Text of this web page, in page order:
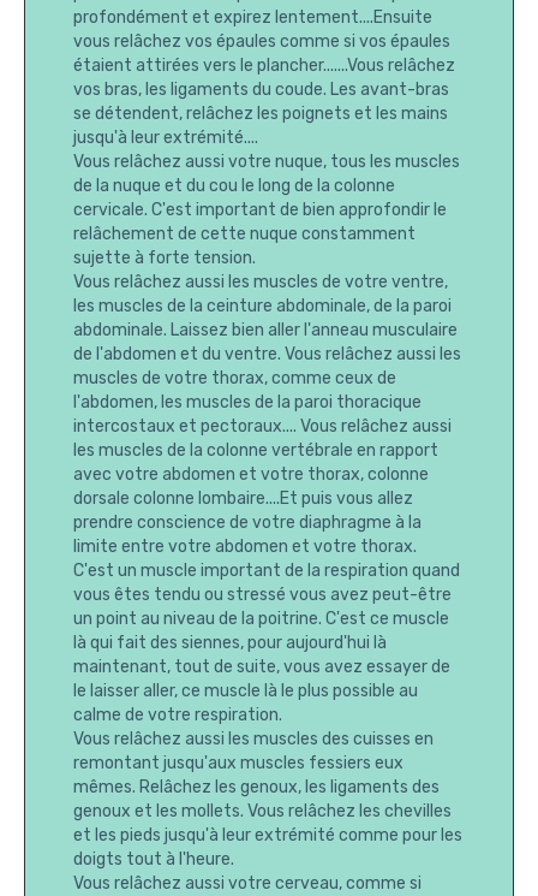
profondément et expirez lentement....Ensuite
vous relâchez vos épaules comme si vos épaules
étaient attirées vers le plancher.......Vous relâchez
vos bras, les ligaments du coude. Les avant-bras
se détendent, relâchez les poignets et les mains
jusqu'à leur extrémité....
Vous relâchez aussi votre nuque, tous les muscles
de la nuque et du cou le long de la colonne
cervicale. C'est important de bien approfondir le
relâchement de cette nuque constamment
sujette à forte tension.
Vous relâchez aussi les muscles de votre ventre,
les muscles de la ceinture abdominale, de la paroi
abdominale. Laissez bien aller l'anneau musculaire
de l'abdomen et du ventre. Vous relâchez aussi les
muscles de votre thorax, comme ceux de
l'abdomen, les muscles de la paroi thoracique
intercostaux et pectoraux.... Vous relâchez aussi
les muscles de la colonne vertébrale en rapport
avec votre abdomen et votre thorax, colonne
dorsale colonne lombaire....Et puis vous allez
prendre conscience de votre diaphragme à la
limite entre votre abdomen et votre thorax.
C'est un muscle important de la respiration quand
vous êtes tendu ou stressé vous avez peut-être
un point au niveau de la poitrine. C'est ce muscle
là qui fait des siennes, pour aujourd'hui là
maintenant, tout de suite, vous avez essayer de
le laisser aller, ce muscle là le plus possible au
calme de votre respiration.
Vous relâchez aussi les muscles des cuisses en
remontant jusqu'aux muscles fessiers eux
mêmes. Relâchez les genoux, les ligaments des
genoux et les mollets. Vous relâchez les chevilles
et les pieds jusqu'à leur extrémité comme pour les
doigts tout à l'heure.
Vous relâchez aussi votre cerveau, comme si